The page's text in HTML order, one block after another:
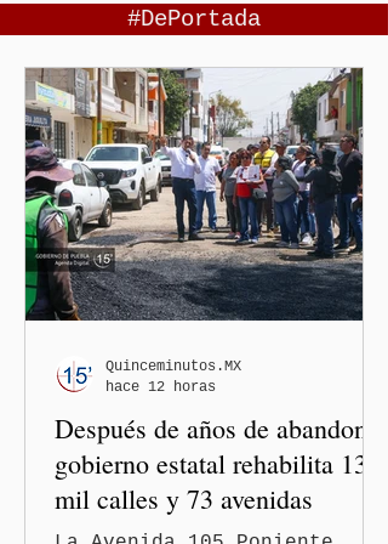
#DePortada
Después de años de abandono,
gobierno estatal rehabilita 13
mil calles y 73 avenidas
Quinceminutos.MX
hace 12 horas